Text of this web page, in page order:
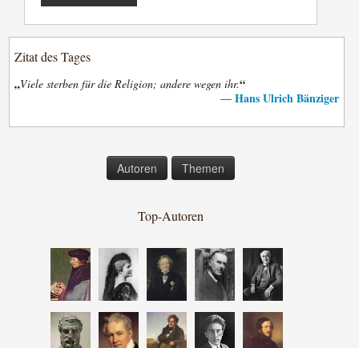
Zitat des Tages
„Viele sterben für die Religion; andere wegen ihr.“
— Hans Ulrich Bänziger
Autoren Themen
Top-Autoren